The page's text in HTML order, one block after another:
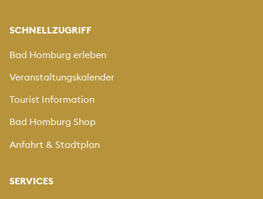
SCHNELLZUGRIFF
Bad Homburg erleben
Veranstaltungskalender
Tourist Information
Bad Homburg Shop
Anfahrt & Stadtplan
SERVICES